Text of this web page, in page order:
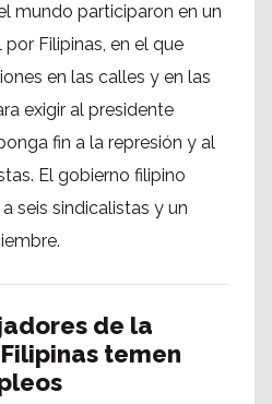
mundo participaron en un
Filipinas, en el que
en las calles y en las
exigir al presidente
fin a la represión y al
El gobierno filipino
seis sindicalistas y un
de la
temen